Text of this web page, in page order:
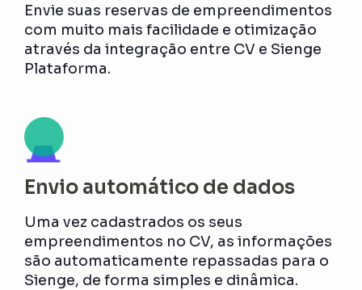
Envie suas reservas de empreendimentos
com muito mais facilidade e otimização
através da integração entre CV e Sienge
Plataforma.
Envio automático de dados
Uma vez cadastrados os seus
empreendimentos no CV, as informações
são automaticamente repassadas para o
Sienge, de forma simples e dinâmica.